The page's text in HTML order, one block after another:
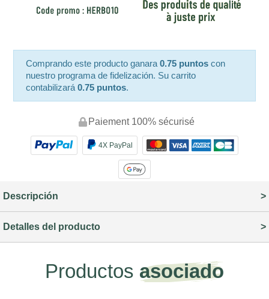
Comprando este producto ganara0.75 puntos con
nuestro programa de fidelización. Su carrito
contabilizará0.75 puntos.
Paiement 100% sécurisé
4X PayPal
Descripción
Detalles del producto
Productos asociado